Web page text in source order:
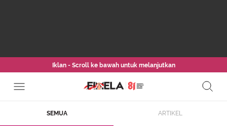
Iklan - Scroll ke bawah untuk melanjutkan
SEMUA ARTIKEL